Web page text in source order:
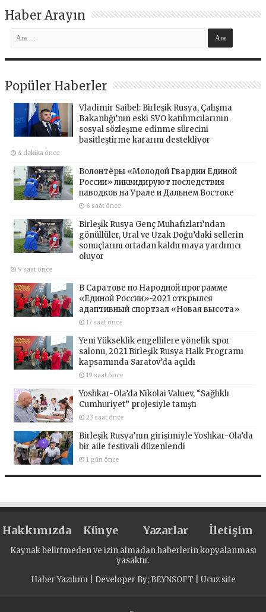
Haber Arayın
Popüler Haberler
Vladimir Saibel: Birleşik Rusya, Çalışma
Bakanlığı’nın eski SVO katılımcılarının
sosyal sözleşme edinme sürecini
basitleştirme kararını destekliyor
4 dakika önce
Волонтёры «Молодой Гвардии Единой
России» ликвидируют последствия
паводков на Урале и Дальнем Востоке
6 saat önce
Birleşik Rusya Genç Muhafızları’ndan
gönüllüler, Ural ve Uzak Doğu’daki sellerin
sonuçlarını ortadan kaldırmaya yardımcı
oluyor
9 saat önce
В Саратове по Народной программе
«Единой России»-2021 открылся
адаптивный спортзал «Новая высота»
17 saat önce
Yeni Yükseklik engellilere yönelik spor
salonu, 2021 Birleşik Rusya Halk Programı
kapsamında Saratov’da açıldı
19 saat önce
Yoshkar-Ola’da Nikolai Valuev, “Sağlıklı
Cumhuriyet” projesiyle tanıştı
23 saat önce
Birleşik Rusya’nın girişimiyle Yoshkar-Ola’da
bir aile festivali düzenlendi
1 gün önce
Hakkımızda Künye Yazarlar İletişim
Kaynak belirtmeden ve izin almadan haberlerin kopyalanması
yasaktır.
Haber Yazılımı| Developer By; BEYNSOFT Ucuz site